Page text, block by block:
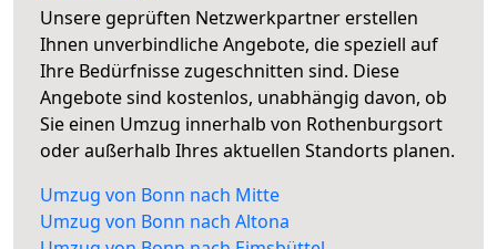
Unsere geprüften Netzwerkpartner erstellen
Ihnen unverbindliche Angebote, die speziell auf
Ihre Bedürfnisse zugeschnitten sind. Diese
Angebote sind kostenlos, unabhängig davon, ob
Sie einen Umzug innerhalb von Rothenburgsort
oder außerhalb Ihres aktuellen Standorts planen.
Umzug von Bonn nach Mitte
Umzug von Bonn nach Altona